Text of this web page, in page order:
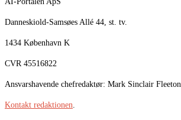
Danneskiold-Samsøes Allé 44, st. tv.
1434 København K
CVR 45516822
Ansvarshavende chefredaktør: Mark Sinclair Fleeton
Kontakt redaktionen